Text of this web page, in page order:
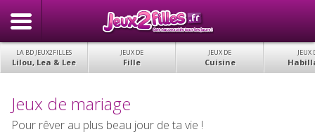
LA BD JEUX2FILLES
Lilou, Lea & Lee
JEUX DE
Fille
JEUX DE
Cuisine
JEUX
Jeux de mariage
Pour rêver au plus beau jour de ta vie !